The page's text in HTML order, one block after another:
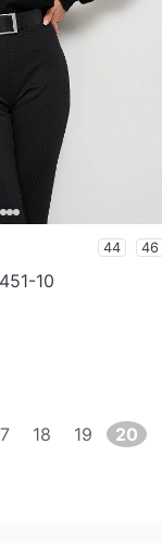
44 46
10
18 19 20